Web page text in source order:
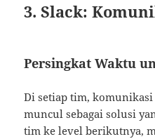
3. Slack:
Persingkat Waktu
Di setiap tim,
muncul sebagai solusi
tim ke level berikutnya,